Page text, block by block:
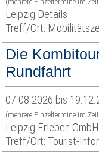
Leipzig Details
Treff/Ort:
Die
Rundfahrt
07.08.2026 bis
(mehrere Einzeltermine im
Leipzig Erleben GmbH
Treff/Ort: Tourist-